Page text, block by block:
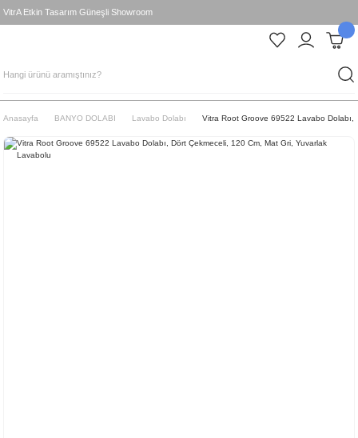
VitrA Etkin Tasarım Güneşli Showroom
Anasayfa BANYO DOLABI Lavabo Dolabı Vitra Root Groove 69522 Lavabo Dolabı,